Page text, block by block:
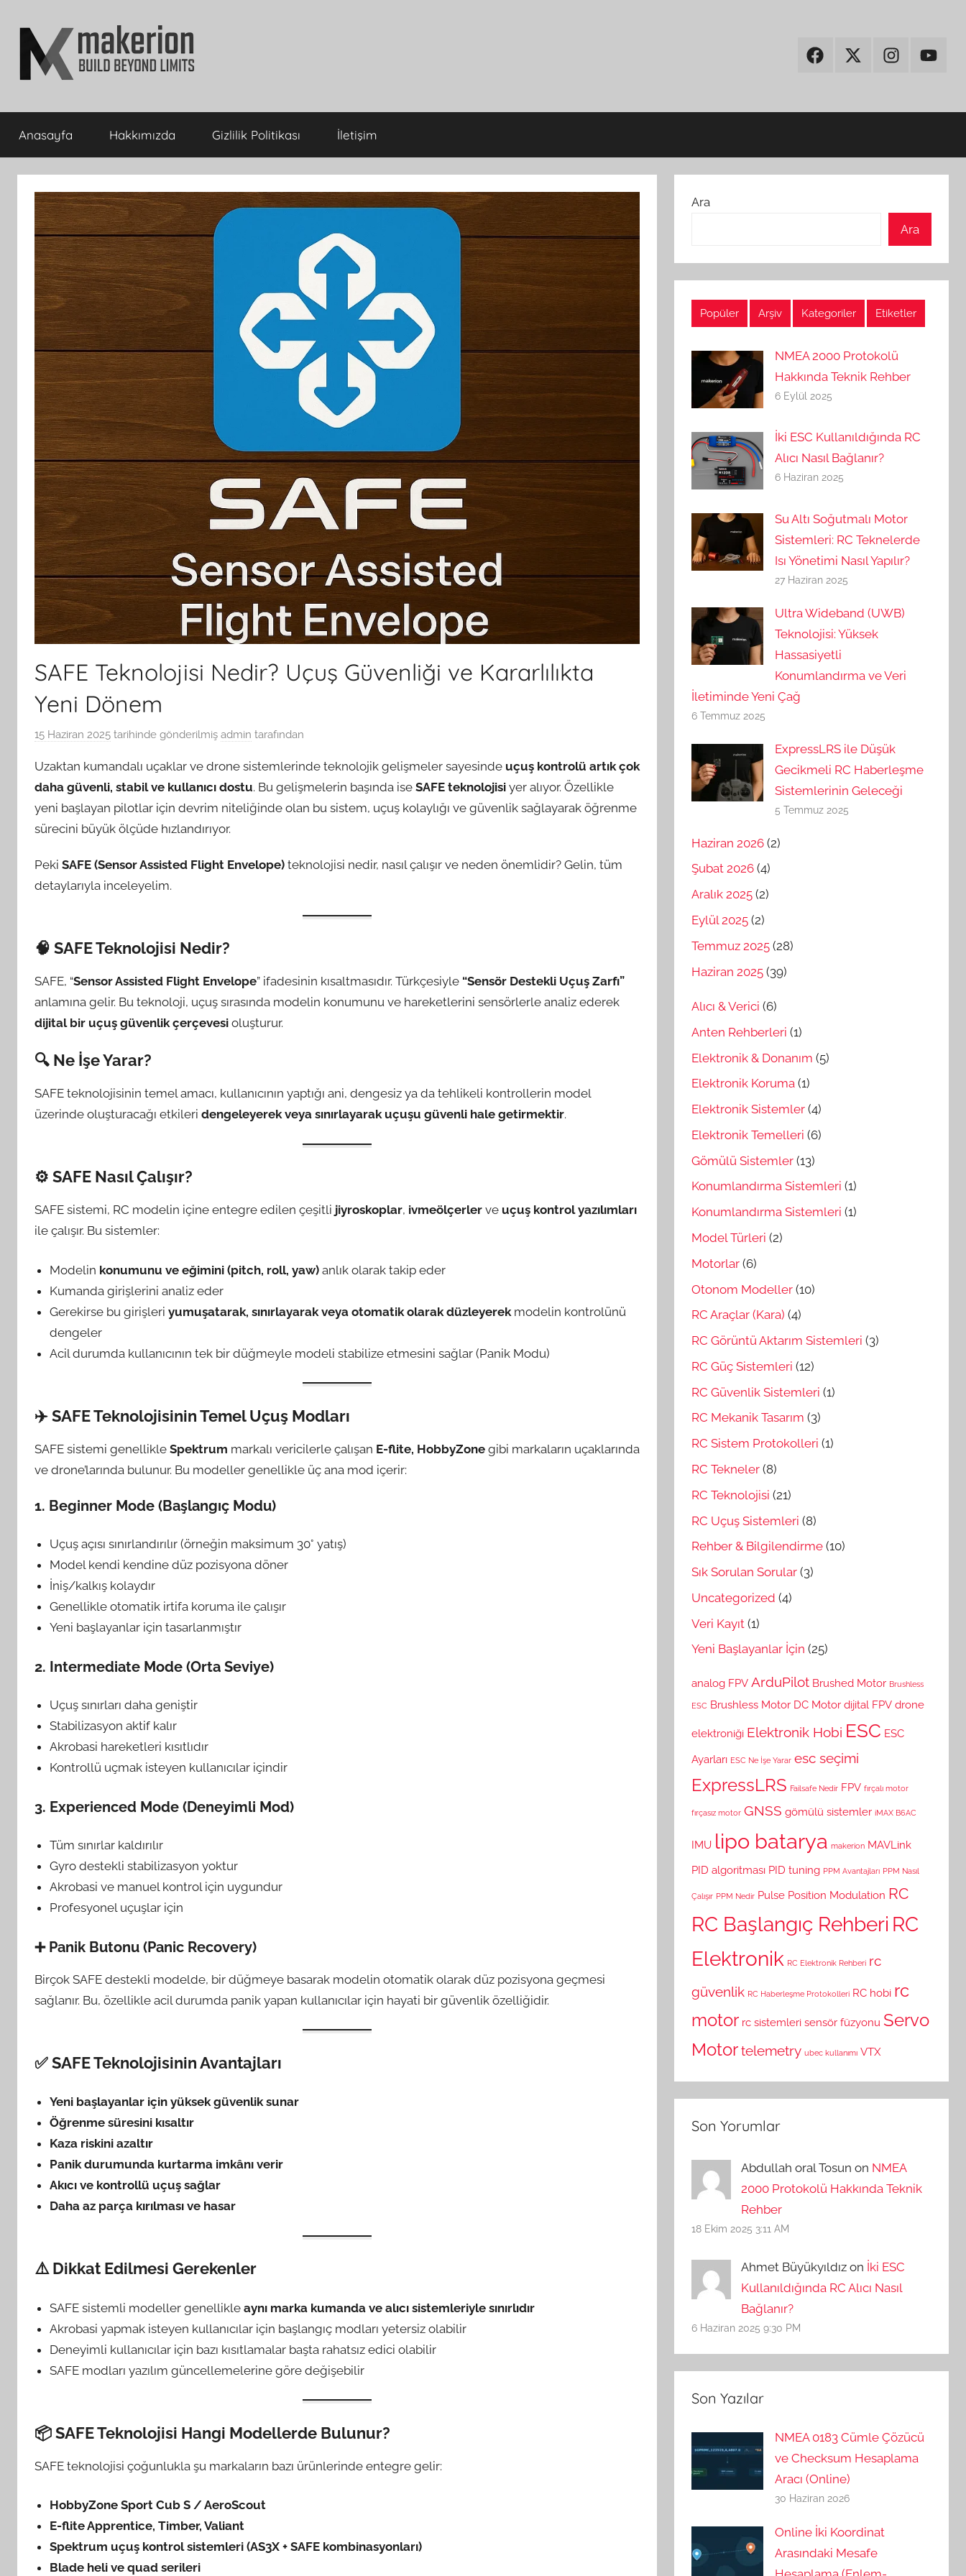
atla
makerion
Blog
Beyond
Limits
FacebookTwitterInstagramYoutube
Anasayfa Hakkımızda Gizlilik Politikası İletişim
SAFE Teknolojisi Nedir? Uçuş Güvenliği ve Kararlılıkta
Yeni Dönem
15 Haziran 2025 tarihinde gönderilmiş admin tarafından
Uzaktan kumandalı uçaklar ve drone sistemlerinde teknolojik gelişmeler sayesinde uçuş kontrolü artık çok
daha güvenli, stabil ve kullanıcı dostu. Bu gelişmelerin başında ise SAFE teknolojisi yer alıyor. Özellikle
yeni başlayan pilotlar için devrim niteliğinde olan bu sistem, uçuş kolaylığı ve güvenlik sağlayarak öğrenme
sürecini büyük ölçüde hızlandırıyor.
Peki SAFE (Sensor Assisted Flight Envelope) teknolojisi nedir, nasıl çalışır ve neden önemlidir? Gelin, tüm
detaylarıyla inceleyelim.
🧠 SAFE Teknolojisi Nedir?
SAFE, “Sensor Assisted Flight Envelope” ifadesinin kısaltmasıdır. Türkçesiyle “Sensör Destekli Uçuş Zarfı”
anlamına gelir. Bu teknoloji, uçuş sırasında modelin konumunu ve hareketlerini sensörlerle analiz ederek
dijital bir uçuş güvenlik çerçevesi oluşturur.
🔍 Ne İşe Yarar?
SAFE teknolojisinin temel amacı, kullanıcının yaptığı ani, dengesiz ya da tehlikeli kontrollerin model
üzerinde oluşturacağı etkileri dengeleyerek veya sınırlayarak uçuşu güvenli hale getirmektir.
⚙️ SAFE Nasıl Çalışır?
SAFE sistemi, RC modelin içine entegre edilen çeşitli jiyroskoplar, ivmeölçerler ve uçuş kontrol yazılımları
ile çalışır. Bu sistemler:
Modelin konumunu ve eğimini (pitch, roll, yaw) anlık olarak takip eder
Kumanda girişlerini analiz eder
Gerekirse bu girişleriyumuşatarak, sınırlayarak veya otomatik olarak düzleyerek modelin kontrolünü
dengeler
Acil durumda kullanıcının tek bir düğmeyle modeli stabilize etmesini sağlar (Panik Modu)
✈️ SAFE Teknolojisinin Temel Uçuş Modları
SAFE sistemi genellikle Spektrum markalı vericilerle çalışan E-flite, HobbyZone gibi markaların uçaklarında
ve drone’larında bulunur. Bu modeller genellikle üç ana mod içerir:
1. Beginner Mode (Başlangıç Modu)
Uçuş açısı sınırlandırılır (örneğin maksimum 30° yatış)
Model kendi kendine düz pozisyona döner
İniş/kalkış kolaydır
Genellikle otomatik irtifa koruma ile çalışır
Yeni başlayanlar için tasarlanmıştır
2. Intermediate Mode (Orta Seviye)
Uçuş sınırları daha geniştir
Stabilizasyon aktif kalır
Akrobasi hareketleri kısıtlıdır
Kontrollü uçmak isteyen kullanıcılar içindir
3. Experienced Mode (Deneyimli Mod)
Tüm sınırlar kaldırılır
Gyro destekli stabilizasyon yoktur
Akrobasi ve manuel kontrol için uygundur
Profesyonel uçuşlar için
➕ Panik Butonu (Panic Recovery)
Birçok SAFE destekli modelde, bir düğmeye basarak modelin otomatik olarak düz pozisyona geçmesi
sağlanır. Bu, özellikle acil durumda panik yapan kullanıcılar için hayati bir güvenlik özelliğidir.
✅ SAFE Teknolojisinin Avantajları
Yeni başlayanlar için yüksek güvenlik sunar
Öğrenme süresini kısaltır
Kaza riskini azaltır
Panik durumunda kurtarma imkânı verir
Akıcı ve kontrollü uçuş sağlar
Daha az parça kırılması ve hasar
⚠️ Dikkat Edilmesi Gerekenler
SAFE sistemli modeller genellikleaynı marka kumanda ve alıcı sistemleriyle sınırlıdır
Akrobasi yapmak isteyen kullanıcılar için başlangıç modları yetersiz olabilir
Deneyimli kullanıcılar için bazı kısıtlamalar başta rahatsız edici olabilir
SAFE modları yazılım güncellemelerine göre değişebilir
📦 SAFE Teknolojisi Hangi Modellerde Bulunur?
SAFE teknolojisi çoğunlukla şu markaların bazı ürünlerinde entegre gelir:
HobbyZone Sport Cub S / AeroScout
E-flite Apprentice, Timber, Valiant
Spektrum uçuş kontrol sistemleri (AS3X + SAFE kombinasyonları)
Blade heli ve quad serileri
Ara
Ara
Popüler Arşiv Kategoriler Etiketler
NMEA 2000 Protokolü
Hakkında Teknik Rehber
6 Eylül 2025
İki ESC Kullanıldığında RC
Alıcı Nasıl Bağlanır?
6 Haziran 2025
Su Altı Soğutmalı Motor
Sistemleri: RC Teknelerde
Isı Yönetimi Nasıl Yapılır?
27 Haziran 2025
Ultra Wideband (UWB)
Teknolojisi: Yüksek
Hassasiyetli
Konumlandırma ve Veri
İletiminde Yeni Çağ
6 Temmuz 2025
ExpressLRS ile Düşük
Gecikmeli RC Haberleşme
Sistemlerinin Geleceği
5 Temmuz 2025
Haziran 2026 (2)
Şubat 2026 (4)
Aralık 2025 (2)
Eylül 2025 (2)
Temmuz 2025 (28)
Haziran 2025 (39)
Alıcı & Verici (6)
Anten Rehberleri (1)
Elektronik & Donanım (5)
Elektronik Koruma (1)
Elektronik Sistemler (4)
Elektronik Temelleri (6)
Gömülü Sistemler (13)
Konumlandırma Sistemleri (1)
Konumlandırma Sistemleri (1)
Model Türleri (2)
Motorlar (6)
Otonom Modeller (10)
RC Araçlar (Kara) (4)
RC Görüntü Aktarım Sistemleri (3)
RC Güç Sistemleri (12)
RC Güvenlik Sistemleri (1)
RC Mekanik Tasarım (3)
RC Sistem Protokolleri (1)
RC Tekneler (8)
RC Teknolojisi (21)
RC Uçuş Sistemleri (8)
Rehber & Bilgilendirme (10)
Sık Sorulan Sorular (3)
Uncategorized (4)
Veri Kayıt (1)
Yeni Başlayanlar İçin (25)
analog FPV ArduPilot Brushed Motor Brushless
ESC Brushless Motor DC Motor dijital FPV drone
elektroniği Elektronik Hobi ESC ESC
Ayarları ESC Ne İşe Yarar esc seçimi
ExpressLRS Failsafe Nedir FPV fırçalı motor
fırçasız motor GNSS gömülü sistemler iMAX B6AC
IMU lipo batarya makerion MAVLink
PID algoritması PID tuning PPM Avantajları PPM Nasıl
Çalışır PPM Nedir Pulse Position Modulation RC
RC Başlangıç Rehberi RC
Elektronik RC Elektronik Rehberi rc
güvenlik RC Haberleşme Protokolleri RC hobi rc
motor rc sistemleri sensör füzyonu Servo
Motor telemetry ubec kullanımı VTX
Son Yorumlar
Abdullah oral Tosun on NMEA
2000 Protokolü Hakkında Teknik
Rehber
18 Ekim 2025 3:11 AM
Ahmet Büyükyıldız on İki ESC
Kullanıldığında RC Alıcı Nasıl
Bağlanır?
6 Haziran 2025 9:30 PM
Son Yazılar
NMEA 0183 Cümle Çözücü
ve Checksum Hesaplama
Aracı (Online)
30 Haziran 2026
Online İki Koordinat
Arasındaki Mesafe